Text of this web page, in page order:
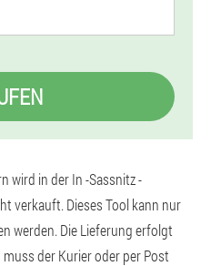
wird in der In -Sassnitz -
verkauft. Dieses Tool kann nur
werden. Die Lieferung erfolgt
der Kurier oder per Post